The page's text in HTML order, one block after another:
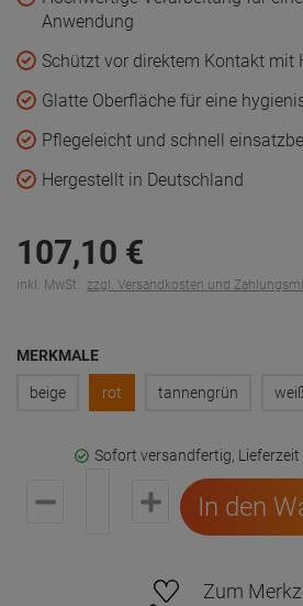
Anwendung
Schützt vor direktem Kontakt mit
Glatte Oberfläche für eine
Pflegeleicht und schnell
Hergestellt in Deutschland
107,10 €
inkl. MwSt. zzgl. Versandkosten und
MERKMALE
beige rot tannengrün
Sofort versandfertig, Lieferzeit
In den
Zum